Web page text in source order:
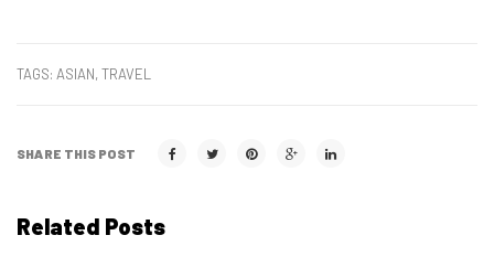
TAGS: ASIAN, TRAVEL
SHARE THIS POST
Related Posts